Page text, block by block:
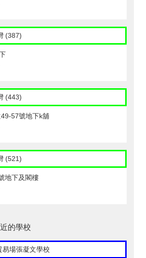
(387)
(443)
57號地下k舖
(521)
地下及閣樓
的學校
場張凝文學校